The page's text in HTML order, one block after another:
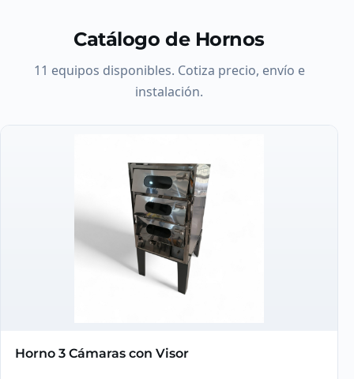
Catálogo de Hornos
11 equipos disponibles. Cotiza precio, envío e
instalación.
Horno 3 Cámaras con Visor